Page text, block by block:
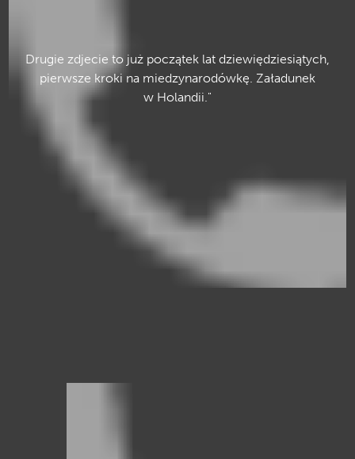
Drugie zdjecie to już początek lat dziewiędziesiątych,
pierwsze kroki na miedzynarodówkę. Załadunek
w Holandii."